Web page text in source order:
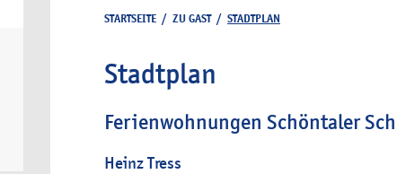
STARTSEITE / ZU GAST/ STADTPLAN
Stadtplan
Ferienwohnungen Schöntaler
Heinz Tress